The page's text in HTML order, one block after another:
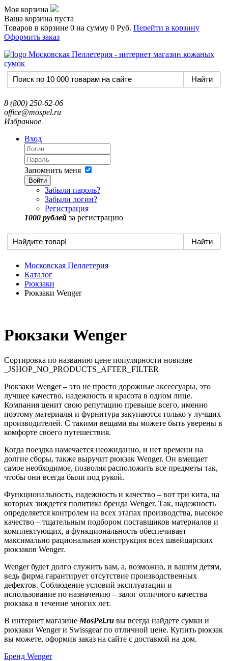
Моя корзина
Ваша корзина пуста
Товаров в корзине 0 на сумму 0 Руб. Перейти в корзину
Оформить заказ
8 (800) 250-62-06
office@mospel.ru
Избранное
Вход
Запомнить меня
Войти
Забыли пароль?
Забыли логин?
Регистрация
1000 рублей за регистрацию
Московская Пеллетерия
Каталог
Рюкзаки
Рюкзаки Wenger
Рюкзаки Wenger
Сортировка по названию цене популярности новизне
_JSHOP_NO_PRODUCTS_AFTER_FILTER
Рюкзаки Wenger – это не просто дорожные аксессуары, это
лучшее качество, надежность и красота в одном лице.
Компания ценит свою репутацию превыше всего, именно
поэтому материалы и фурнитура закупаются только у лучших
производителей. С такими вещами вы можете быть уверены в
комфорте своего путешествия.
Когда поездка намечается неожиданно, и нет времени на
долгие сборы, также выручит рюкзак Wenger. Он вмещает
самое необходимое, позволяя расположить все предметы так,
чтобы они всегда были под рукой.
Функциональность, надежность и качество – вот три кита, на
которых зиждется политика бренда Wenger. Так, надежность
определяется контролем на всех этапах производства, высокое
качество – тщательным подбором поставщиков материалов и
комплектующих, а функциональность обеспечивает
максимально рациональная конструкция всех швейцарских
рюкзаков Wenger.
Wenger будет долго служить вам, а, возможно, и вашим детям,
ведь фирма гарантирует отсутствие производственных
дефектов. Соблюдение условий эксплуатации и
использование по назначению – залог отличного качества
рюкзака в течение многих лет.
В интернет магазине MosPel.ru вы всегда найдете сумки и
рюкзаки Wenger и Swissgear по отличной цене. Купить рюкзак
вы можете, оформив заказ на сайте с доставкой на дом.
Бренд Wenger